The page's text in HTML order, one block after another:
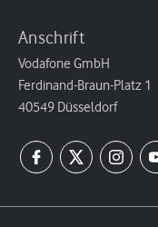
Anschrift
Vodafone GmbH
Ferdinand-Braun-Platz 1
40549 Düsseldorf